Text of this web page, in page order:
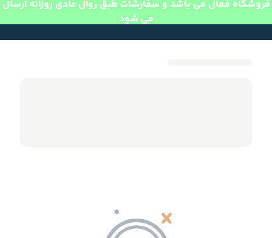
فروشگاه فعال می باشد و سفارشات طبق روال عادی روزانه ارسال
می شود